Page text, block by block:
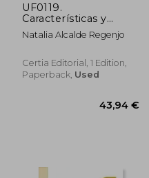
62,13 €
UF0119.
Características y
necesidades de
atención higiénico-
personas
dependientes
Natalia Alcalde Regenjo
Certia Editorial, 1 Edition,
Paperback, Used